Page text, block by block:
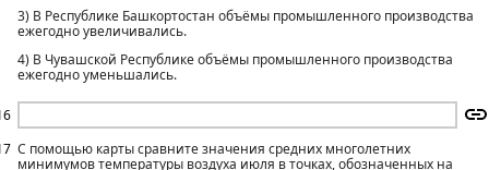
3) В Республике Башкортостан объёмы промышленного производства
ежегодно увеличивались.
4) В Чувашской Республике объёмы промышленного производства
ежегодно уменьшались.
С помощью карты сравните значения средних многолетних
минимумов температуры воздуха июля в точках, обозначенных на